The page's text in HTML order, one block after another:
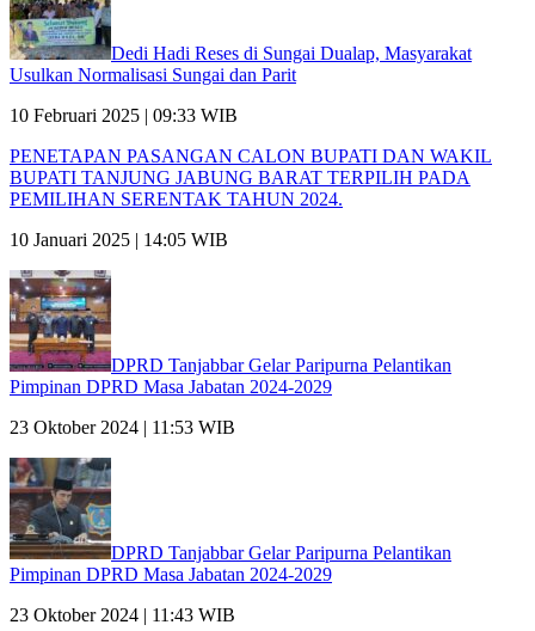
Dedi Hadi Reses di Sungai Dualap, Masyarakat
Usulkan Normalisasi Sungai dan Parit
10 Februari 2025 | 09:33 WIB
PENETAPAN PASANGAN CALON BUPATI DAN WAKIL
BUPATI TANJUNG JABUNG BARAT TERPILIH PADA
PEMILIHAN SERENTAK TAHUN 2024.
10 Januari 2025 | 14:05 WIB
DPRD Tanjabbar Gelar Paripurna Pelantikan
Pimpinan DPRD Masa Jabatan 2024-2029
23 Oktober 2024 | 11:53 WIB
DPRD Tanjabbar Gelar Paripurna Pelantikan
Pimpinan DPRD Masa Jabatan 2024-2029
23 Oktober 2024 | 11:43 WIB